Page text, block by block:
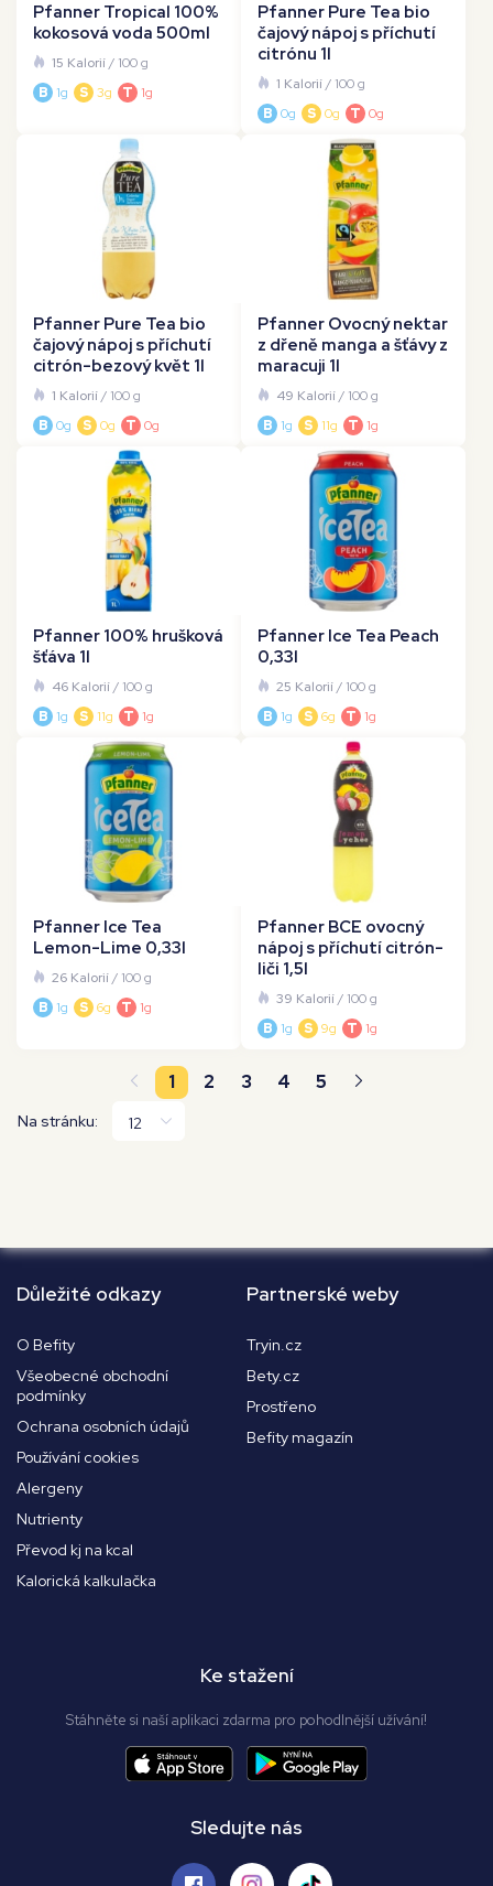
Pfanner Tropical 100%
kokosová voda 500ml
15 Kalorií/ 100 g
B 1g S 3g T 1g
Pfanner Pure Tea bio
čajový nápoj s příchutí
citrónu 1l
1 Kalorií/ 100 g
B 0g S 0g T 0g
Pfanner Pure Tea bio
čajový nápoj s příchutí
citrón-bezový květ 1l
1 Kalorií/ 100 g
B 0g S 0g T 0g
Pfanner Ovocný nektar
z dřeně manga a šťávy z
maracuji 1l
49 Kalorií/ 100 g
B 1g S 11g T 1g
Pfanner 100% hrušková
šťáva 1l
46 Kalorií/ 100 g
B 1g S 11g T 1g
Pfanner Ice Tea Peach
0,33l
25 Kalorií/ 100 g
B 1g S 6g T 1g
Pfanner Ice Tea
Lemon-Lime 0,33l
26 Kalorií/ 100 g
B 1g S 6g T 1g
Pfanner BCE ovocný
nápoj s příchutí citrón-
liči 1,5l
39 Kalorií/ 100 g
B 1g S 9g T 1g
1 2 3 4 5
Na stránku:
Důležité odkazy
O Befity
Všeobecné obchodní
podmínky
Ochrana osobních údajů
Používání cookies
Alergeny
Nutrienty
Převod kj na kcal
Kalorická kalkulačka
Partnerské weby
Tryin.cz
Bety.cz
Prostřeno
Befity magazín
Ke stažení
Stáhněte si naší aplikaci zdarma pro pohodlnější užívání!
Sledujte nás